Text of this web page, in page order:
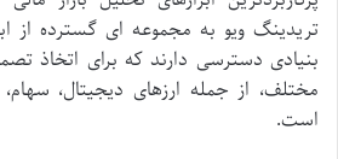
تریدینگ ویو به مجموعه ای گسترده از
بنیادی دسترسی دارند که برای اتخاذ
مختلف، از جمله ارزهای دیجیتال،
است.